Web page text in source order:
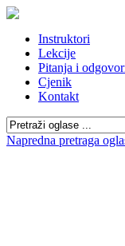
Instruktori
Lekcije
Pitanja i
Cjenik
Kontakt
Napredna pretraga